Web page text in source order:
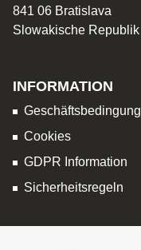
841 06 Bratislava
Slowakische Republik
INFORMATION
Cookies
GDPR Information
Sicherheitsregeln